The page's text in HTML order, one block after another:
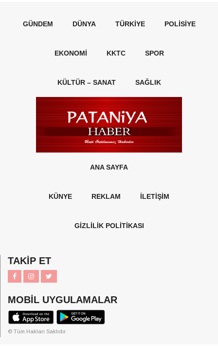
GÜNDEM DÜNYA TÜRKIYE POLISIYE
EKONOMI KKTC SPOR
KÜLTÜR – SANAT SAĞLIK
ANA SAYFA
KÜNYE REKLAM İLETİŞİM
GİZLİLİK POLİTİKASI
TAKİP ET
MOBİL UYGULAMALAR
© Tüm Hakları Saklıdır.